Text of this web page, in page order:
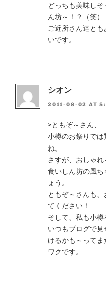
どっちも美味し
ん坊～！？（笑）
ご近所さん達と
いです。
シオン
2011-08-02 AT
>ともぞ～さん、
小樽のお祭りで
ね。
さすが、おしゃれ
食いしん坊の風
ょう。
ともぞ～さんも
てください！
そして、私も小樽
いつもブログで
けるかも～って
ワクです。